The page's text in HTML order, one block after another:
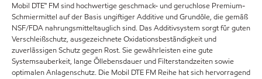
Mobil DTE™ FM sind hochwertige geschmack- und geruchlose Premium-
Schmiermittel auf der Basis ungiftiger Additive und Grundöle, die gemäß
NSF/FDA nahrungsmitteltauglich sind. Das Additivsystem sorgt für guten
Verschleißschutz, ausgezeichnete Oxidationsbeständigkeit und
zuverlässigen Schutz gegen Rost. Sie gewährleisten eine gute
Systemsauberkeit, lange Öllebensdauer und Filterstandzeiten sowie
optimalen Anlagenschutz. Die Mobil DTE FM Reihe hat sich hervorragend